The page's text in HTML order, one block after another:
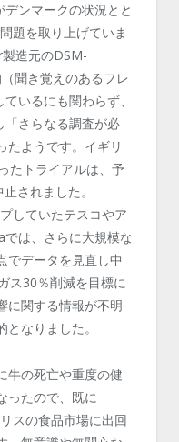
デンマークの状況とと
問題を取り上げていま
製造元のDSM-
聞き覚えのあるフレ
いるにも関わらず、
「さらなる調査が必
たようです。イギリ
たトライアルは、予
されました。
していたテスコやア
では、さらに大規模な
でデータを見直し中
ス30％削減を目標に
に関する情報が不明
なりました。
牛の死亡や重度の健
ったので、既に
スの食品市場に出回